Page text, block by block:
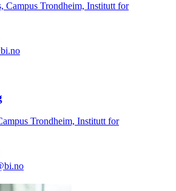
Campus Trondheim, Institutt for
Trondheim, Institutt for